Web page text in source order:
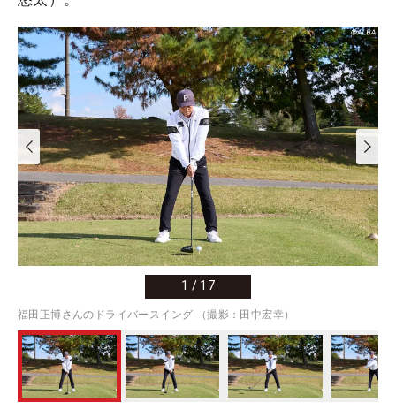
1 / 17
福田正博さんのドライバースイング （撮影：田中宏幸）